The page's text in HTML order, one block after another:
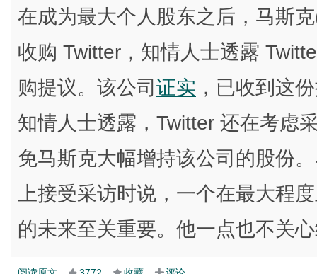
在成为最大个人股东之后，马斯
收购 Twitter，知情人士透露
购提议。该公司证实 ，已收到这
知情人士透露，Twitter 还在考虑
免马斯克大幅增持该公司的股份
上接受采访时说，一个在最大程
的未来至关重要。他一点也不关